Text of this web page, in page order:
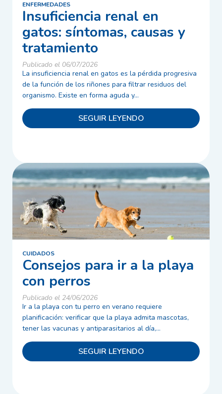
ENFERMEDADES
Insuficiencia renal en
gatos: síntomas, causas y
tratamiento
Publicado el 06/07/2026
La insuficiencia renal en gatos es la pérdida progresiva
de la función de los riñones para filtrar residuos del
organismo. Existe en forma aguda y...
SEGUIR LEYENDO
CUIDADOS
Consejos para ir a la playa
con perros
Publicado el 24/06/2026
Ir a la playa con tu perro en verano requiere
planificación: verificar que la playa admita mascotas,
tener las vacunas y antiparasitarios al día,...
SEGUIR LEYENDO